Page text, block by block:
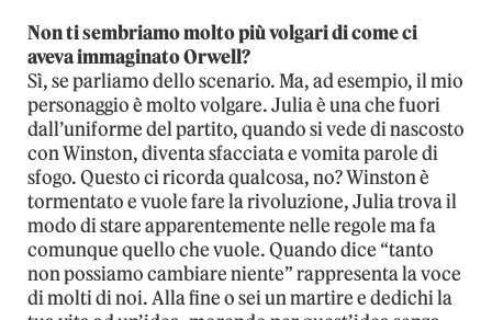
Non ti sembriamo molto più volgari di come ci
aveva immaginato Orwell?
Sì, se parliamo dello scenario. Ma, ad esempio, il mio
personaggio è molto volgare. Julia è una che fuori
dall’uniforme del partito, quando si vede di nascosto
con Winston, diventa sfacciata e vomita parole di
sfogo. Questo ci ricorda qualcosa, no? Winston è
tormentato e vuole fare la rivoluzione, Julia trova il
modo di stare apparentemente nelle regole ma fa
comunque quello che vuole. Quando dice “tanto
non possiamo cambiare niente” rappresenta la voce
di molti di noi. Alla fine o sei un martire e dedichi la